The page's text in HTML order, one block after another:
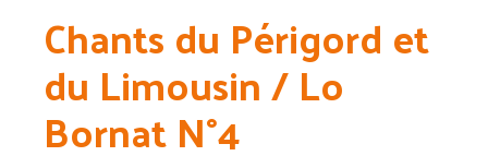
Chants du Périgord et
du Limousin / Lo
Bornat N°4